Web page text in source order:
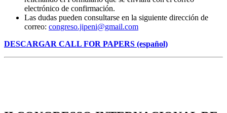
electrónico de confirmación.
Las dudas pueden consultarse en la siguiente dirección de
correo: congreso.jipeni@gmail.com
DESCARGAR CALL FOR PAPERS (español)